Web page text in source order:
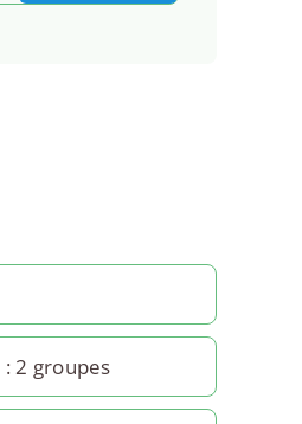
: 2 groupes